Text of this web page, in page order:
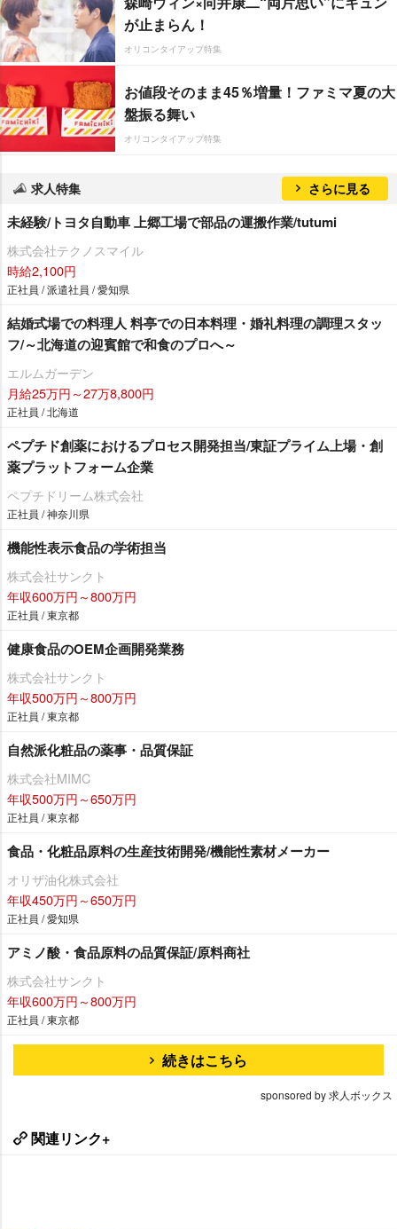
が止まらん！
オリコンタイアップ特集
お値段そのまま45％増量！ファミマ夏の大
盤振る舞い
オリコンタイアップ特集
求人特集 さらに見る
未経験/トヨタ自動車 上郷工場で部品の運搬作業/tutumi
株式会社テクノスマイル
時給2,100円
正社員 / 派遣社員 / 愛知県
結婚式場での料理人 料亭での日本料理・婚礼料理の調理スタッ
フ/～北海道の迎賓館で和食のプロへ～
エルムガーデン
月給25万円～27万8,800円
正社員 / 北海道
ペプチド創薬におけるプロセス開発担当/東証プライム上場・創
薬プラットフォーム企業
ペプチドリーム株式会社
正社員 / 神奈川県
機能性表示食品の学術担当
株式会社サンクト
年収600万円～800万円
正社員 / 東京都
健康食品のOEM企画開発業務
株式会社サンクト
年収500万円～800万円
正社員 / 東京都
自然派化粧品の薬事・品質保証
株式会社MIMC
年収500万円～650万円
正社員 / 東京都
食品・化粧品原料の生産技術開発/機能性素材メーカー
オリザ油化株式会社
年収450万円～650万円
正社員 / 愛知県
アミノ酸・食品原料の品質保証/原料商社
株式会社サンクト
年収600万円～800万円
正社員 / 東京都
続きはこちら
sponsored by 求人ボックス
関連リンク+